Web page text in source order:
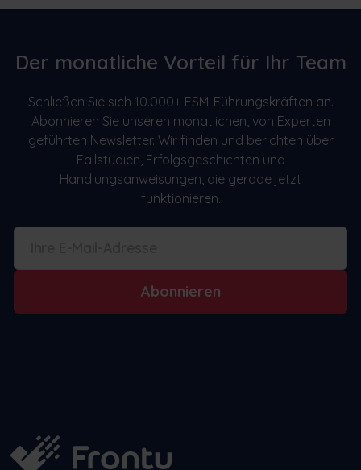
Der monatliche Vorteil für Ihr Team
Schließen Sie sich 10.000+ FSM-Führungskräften an.
Abonnieren Sie unseren monatlichen, von Experten
geführten Newsletter. Wir finden und berichten über
Fallstudien, Erfolgsgeschichten und
Handlungsanweisungen, die gerade jetzt
funktionieren.
Abonnieren